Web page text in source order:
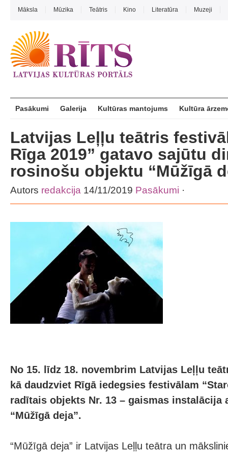
Māksla Mūzika Teātris Kino Literatūra Muzeji
Pasākumi Galerija Kultūras mantojums Kultūra
Latvijas Leļļu teātris
Rīga 2019” gatavo sajūtu
rosinošu objektu “Mūžīgā
Autors redakcija 14/11/2019 Pasākumi ·
No 15. līdz 18. novembrim Latvijas Leļļu
kā daudzviet Rīgā iedegsies festivālam
radītais objekts Nr. 13 – gaismas instalācija
“Mūžīgā deja”.
“Mūžīgā deja” ir Latvijas Leļļu teātra un